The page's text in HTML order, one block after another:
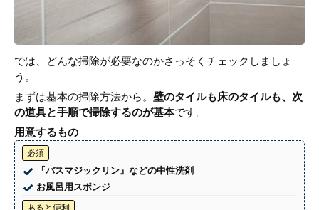
では、どんな掃除が必要なのかさっそくチェックしましょ
う。
まずは基本の掃除方法から。 壁のタイルも床のタイルも、次
の道具と手順で掃除するのが基本です。
用意するもの
必須
『バスマジックリン』などの中性洗剤
お風呂用スポンジ
あると便利